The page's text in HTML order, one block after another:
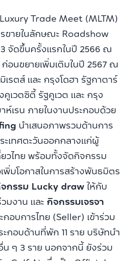
Trade Meet (MLTM)
ขายในลักษณะ Roadshow
จัดขึ้นครั้งแรกในปี 2566 ณ
ก่อนขยายเพิ่มเติมในปี 2567 ณ
เรตส์ และ กรุงโดฮา รัฐกาตาร์
เวตซิตี้ รัฐคูเวต และ กรุง
เรน ภายในงานประกอบด้วย
นำเสนอภาพรวมด้านการ
เทศตะวันออกกลางแก่ผู้
วไทย พร้อมทั้งจัดกิจกรรม
มโอกาสในการสร้างพันธมิตร
กรรม Lucky drawให้กับ
มงาน และ กิจกรรมเจรจา
อบการไทย (Seller) เข้าร่วม
กอบด้านที่พัก 11 ราย บริษัทนำ
น ๆ 3 ราย นอกจากนี้ ยังร่วม